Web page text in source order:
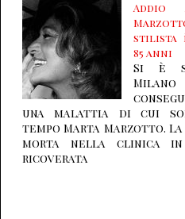
Addio
stilista
85 anni
Si è
una malattia di cui
tempo Marta Marzotto.
morta nella clinica
ricoverata